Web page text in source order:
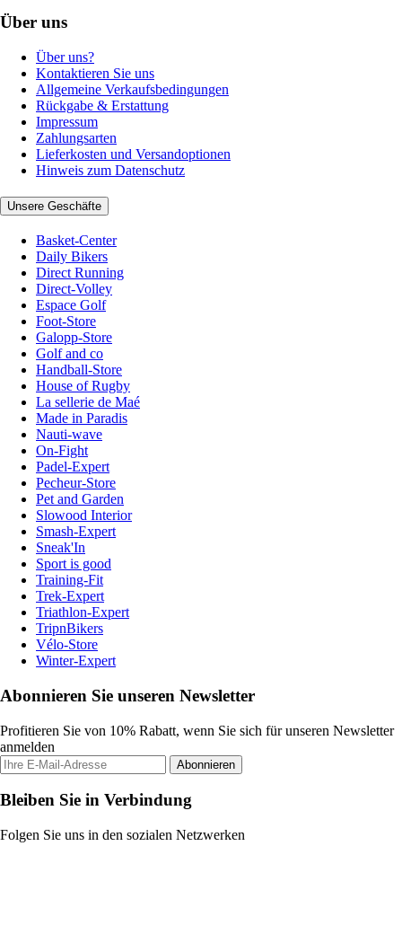
Über uns
Über uns?
Kontaktieren Sie uns
Allgemeine Verkaufsbedingungen
Rückgabe & Erstattung
Impressum
Zahlungsarten
Lieferkosten und Versandoptionen
Hinweis zum Datenschutz
Unsere Geschäfte
Basket-Center
Daily Bikers
Direct Running
Direct-Volley
Espace Golf
Foot-Store
Galopp-Store
Golf and co
Handball-Store
House of Rugby
La sellerie de Maé
Made in Paradis
Nauti-wave
On-Fight
Padel-Expert
Pecheur-Store
Pet and Garden
Slowood Interior
Smash-Expert
Sneak'In
Sport is good
Training-Fit
Trek-Expert
Triathlon-Expert
TripnBikers
Vélo-Store
Winter-Expert
Abonnieren Sie unseren Newsletter
Profitieren Sie von 10% Rabatt, wenn Sie sich für unseren Newsletter
anmelden
Abonnieren
Bleiben Sie in Verbindung
Folgen Sie uns in den sozialen Netzwerken